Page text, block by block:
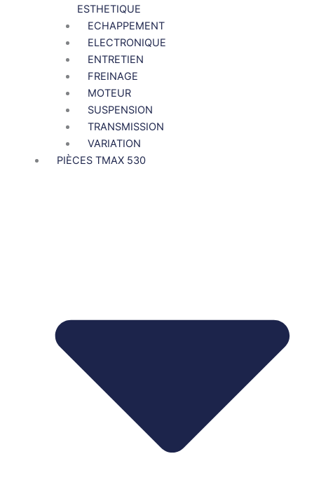
ESTHETIQUE
ECHAPPEMENT
ELECTRONIQUE
ENTRETIEN
FREINAGE
MOTEUR
SUSPENSION
TRANSMISSION
VARIATION
PIÈCES TMAX 530